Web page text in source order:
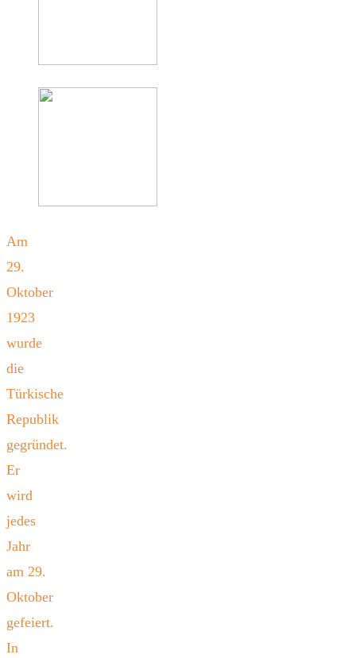
Am
29.
Oktober
1923
wurde
die
Türkische
Republik
gegründet.
Er
wird
jedes
Jahr
am 29.
Oktober
gefeiert.
In